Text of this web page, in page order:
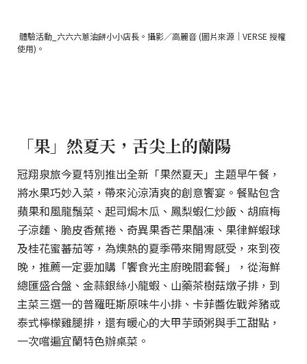
體驗活動_六六六蔥油餅小小店長。攝影／高麗音 (圖片來源｜VERSE 授權
使用)。
「果」然夏天，舌尖上的蘭陽
冠翔泉旅今夏特別推出全新「果然夏天」主題早午餐，
將水果巧妙入菜，帶來沁涼清爽的創意饗宴。餐點包含
蘋果和風龍鬚菜、起司焗木瓜、鳳梨蝦仁炒飯、胡麻梅
子涼麵、脆皮香蕉捲、奇異果香芒果醋凍、果律鮮蝦球
及桂花蜜蕃茄等，為燠熱的夏季帶來開胃感受，來到夜
晚，推薦一定要加購「饗食光主廚晚間套餐」，從海鮮
總匯盛合盤、金蒜銀絲小龍蝦、山藥茶樹菇燉子排，到
主菜三選一的普羅旺斯原味牛小排、卡菲醬佐戰斧豬或
泰式檸檬雞腿排，還有暖心的大甲芋頭粥與手工甜點，
一次嚐遍宜蘭特色辦桌菜。